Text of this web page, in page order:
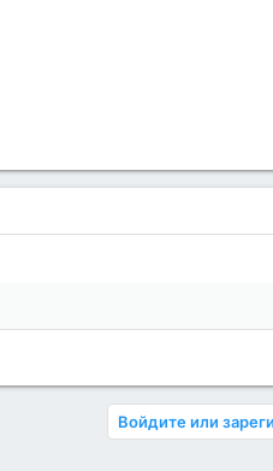
Войдите или